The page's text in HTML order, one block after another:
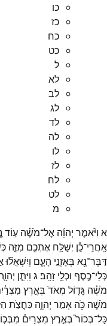
כו
כז
כח
כט
ל
לא
לב
לג
לד
לה
לו
לז
לח
לט
מ
א וַיֹּ֨אמֶר יְהוָ֜ה אֶל־מֹשֶׁ֗ה ע֣וֹד
אַֽחֲרֵי־כֵ֕ן יְשַׁלַּ֥ח אֶתְכֶ֖ם מִזֶּ֑ה
דַּבֶּר־נָ֖א בְּאָזְנֵ֣י הָעָ֑ם וְיִשְׁאֲל֞וּ
כְּלֵי־כֶ֖סֶף וּכְלֵ֥י זָהָֽב׃ג וַיִּתֵּ֧ן
מֹשֶׁ֗ה גָּד֤וֹל מְאֹד֙ בְּאֶ֣רֶץ
מֹשֶׁ֔ה כֹּ֖ה אָמַ֣ר יְהוָ֑ה כַּחֲצֹ֣ת
כָּל־בְּכוֹר֮ בְּאֶ֣רֶץ מִצְרַיִם֒